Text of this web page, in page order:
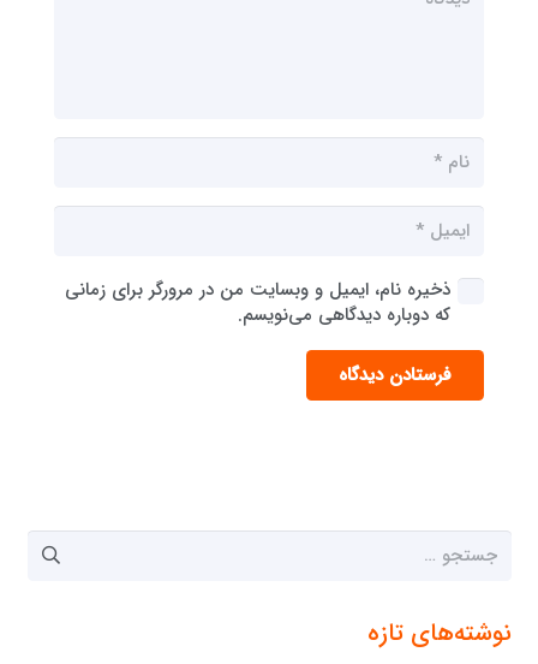
ذخیره نام، ایمیل و وبسایت من در مرورگر برای زمانی
که دوباره دیدگاهی می‌نویسم.
فرستادن دیدگاه
جستجو
نوشته‌های تازه